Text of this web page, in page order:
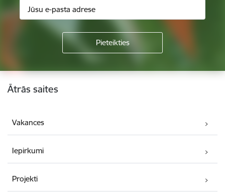
Kājene
Ātrās saites
Vakances
Iepirkumi
Projekti